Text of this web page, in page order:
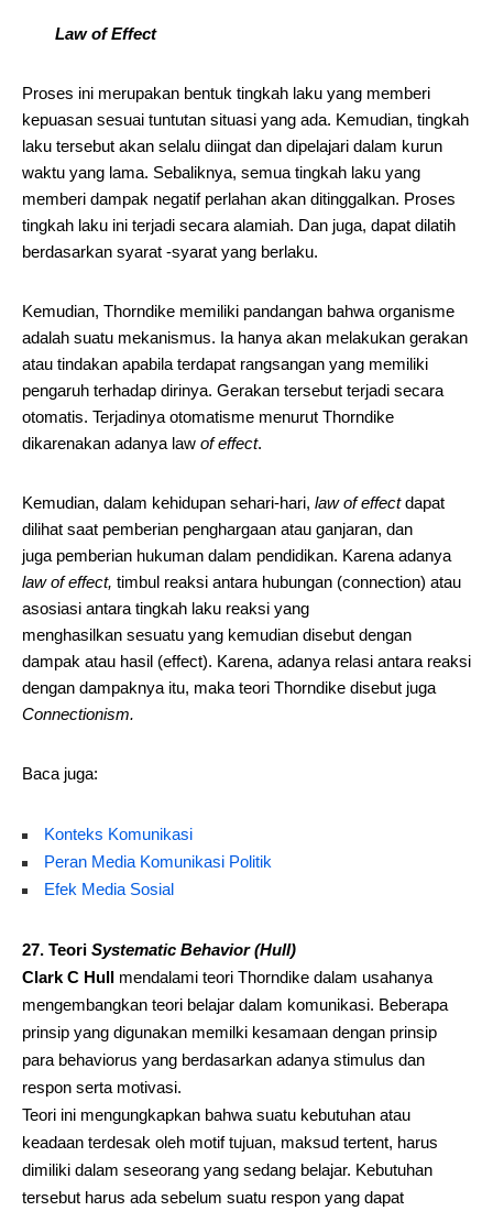
Law of Effect
Proses ini merupakan bentuk tingkah laku yang memberi
kepuasan sesuai tuntutan situasi yang ada. Kemudian, tingkah
laku tersebut akan selalu diingat dan dipelajari dalam kurun
waktu yang lama. Sebaliknya, semua tingkah laku yang
memberi dampak negatif perlahan akan ditinggalkan. Proses
tingkah laku ini terjadi secara alamiah. Dan juga, dapat dilatih
berdasarkan syarat -syarat yang berlaku.
Kemudian, Thorndike memiliki pandangan bahwa organisme
adalah suatu mekanismus. Ia hanya akan melakukan gerakan
atau tindakan apabila terdapat rangsangan yang memiliki
pengaruh terhadap dirinya. Gerakan tersebut terjadi secara
otomatis. Terjadinya otomatis­me menurut Thorndike
dikarenakan adanya law of effect.
Kemudian, dalam kehidupan sehari‑hari, law of effectdapat
dilihat saat pemberian penghargaan atau ganjaran, dan
juga pemberian hukuman dalam pendidikan. Karena adanya
law of effect, timbul reaksi antara hubungan (connection) atau
asosiasi antara tingkah laku reaksi yang
menghasilkan sesuatu yang kemudian disebut dengan
dampak atau hasil (effect). Karena, adanya relasi antara reaksi
dengan dampaknya itu, maka teori Thorndike disebut juga
Connectionism.
Baca juga:
Konteks Komunikasi
Peran Media Komunikasi Politik
Efek Media Sosial
27. Teori Systematic Behavior (Hull)
Clark C Hull mendalami teori Thorndike dalam usahanya
mengembangkan teori belajar dalam komunikasi. Beberapa
prinsip yang digunakan memilki kesamaan dengan prinsip
para behaviorus yang berdasarkan adanya stimulus dan
respon serta motivasi.
Teori ini mengungkapkan bahwa suatu kebutuhan atau
keadaan terdesak oleh motif tujuan, maksud tertent, harus
dimiliki dalam seseorang yang sedang belajar. Kebutuhan
tersebut harus ada sebelum suatu respon yang dapat